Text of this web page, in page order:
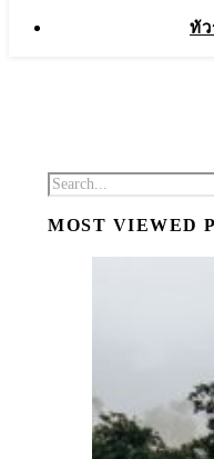
ทัว
MOST VIEWED